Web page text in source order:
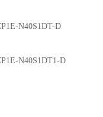
N40S1DT-D
N40S1DT1-D